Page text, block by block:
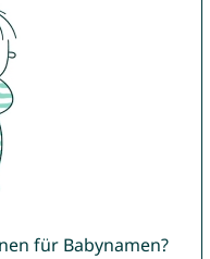
für Babynamen?